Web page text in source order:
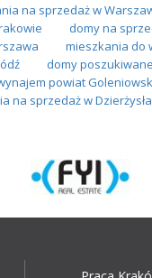
na sprzedaż w
domy na
mieszkania do
domy
powiat
na sprzedaż w